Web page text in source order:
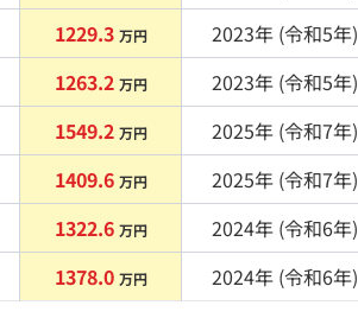
1229.3 万円 2023年 (令和5年)
1263.2 万円 2023年 (令和5年)
1549.2 万円 2025年 (令和7年)
1409.6 万円 2025年 (令和7年)
1322.6 万円 2024年 (令和6年)
1378.0 万円 2024年 (令和6年)